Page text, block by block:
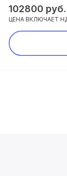
102800 руб.
ЦЕНА ВКЛЮЧАЕТ